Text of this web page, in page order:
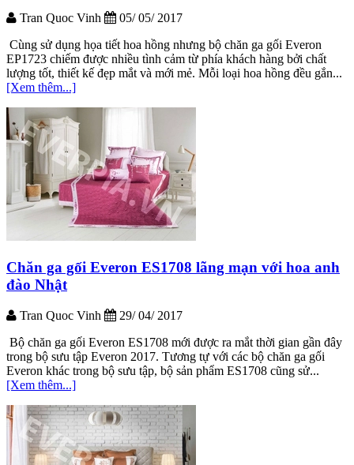
Tran Quoc Vinh
05/ 05/ 2017
Cùng sử dụng họa tiết hoa hồng nhưng bộ chăn ga gối Everon
EP1723 chiếm được nhiều tình cảm từ phía khách hàng bởi chất
lượng tốt, thiết kế đẹp mắt và mới mẻ. Mỗi loại hoa hồng đều gắn...
[Xem thêm...]
Chăn ga gối Everon ES1708 lãng mạn với hoa anh
đào Nhật
Tran Quoc Vinh
29/ 04/ 2017
Bộ chăn ga gối Everon ES1708 mới được ra mắt thời gian gần đây
trong bộ sưu tập Everon 2017. Tương tự với các bộ chăn ga gối
Everon khác trong bộ sưu tập, bộ sản phẩm ES1708 cũng sử...
[Xem thêm...]